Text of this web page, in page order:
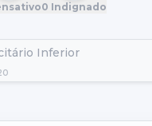
0 Indignado
Inferior